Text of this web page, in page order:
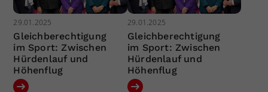
29.01.2025
Gleichberechtigung
im Sport: Zwischen
Hürdenlauf und
Höhenflug
29.01.2025
Gleichberechtigung
im Sport: Zwischen
Hürdenlauf und
Höhenflug